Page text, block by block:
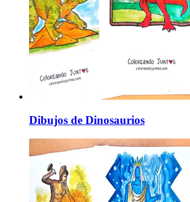
Dibujos de Dinosaurios